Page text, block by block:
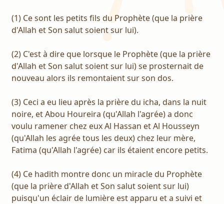
(1) Ce sont les petits fils du Prophète (que la prière
d'Allah et Son salut soient sur lui).
(2) C'est à dire que lorsque le Prophète (que la prière
d'Allah et Son salut soient sur lui) se prosternait de
nouveau alors ils remontaient sur son dos.
(3) Ceci a eu lieu après la prière du icha, dans la nuit
noire, et Abou Houreira (qu'Allah l'agrée) a donc
voulu ramener chez eux Al Hassan et Al Housseyn
(qu'Allah les agrée tous les deux) chez leur mère,
Fatima (qu'Allah l'agrée) car ils étaient encore petits.
(4) Ce hadith montre donc un miracle du Prophète
(que la prière d'Allah et Son salut soient sur lui)
puisqu'un éclair de lumière est apparu et a suivi et